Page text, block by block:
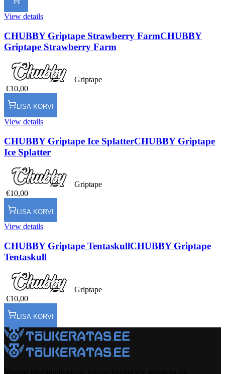
View details
CHUBBY Griptape Strawberry FarmCHUBBY
Griptape Strawberry Farm
Griptape
€10,00
LISA KORVI
View details
CHUBBY Griptape Ice SplatterCHUBBY Griptape
Ice Splatter
Griptape
€10,00
LISA KORVI
View details
CHUBBY Griptape TentaskullCHUBBY Griptape
Tentaskull
Griptape
€10,00
LISA KORVI